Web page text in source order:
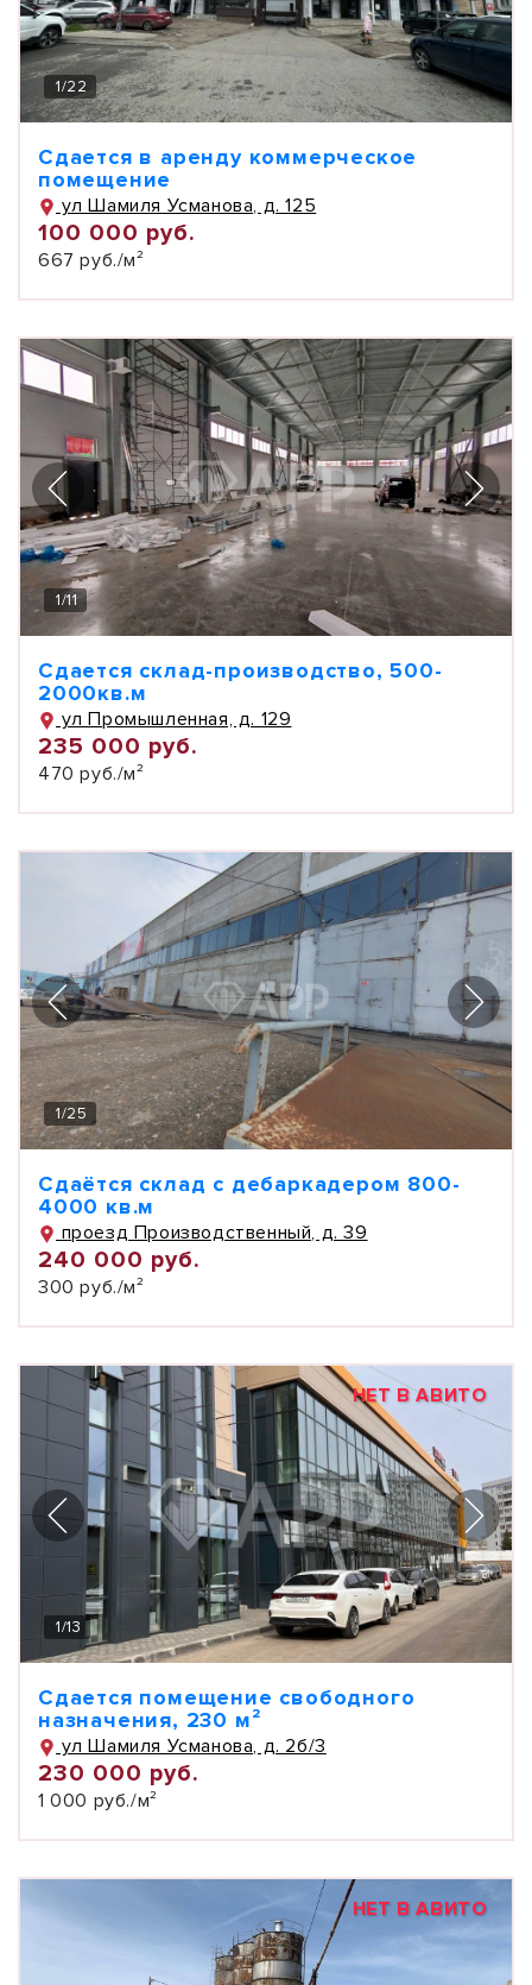
1/22
Сдается в аренду коммерческое
помещение
ул Шамиля Усманова, д. 125
100 000 руб.
667 руб./м²
1/11
Сдается склад-производство, 500-
2000кв.м
ул Промышленная, д. 129
235 000 руб.
470 руб./м²
1/25
Сдаётся склад с дебаркадером 800-
4000 кв.м
проезд Производственный, д. 39
240 000 руб.
300 руб./м²
НЕТ В АВИТО
1/13
Сдается помещение свободного
назначения, 230 м²
ул Шамиля Усманова, д. 2б/3
230 000 руб.
1 000 руб./м²
НЕТ В АВИТО